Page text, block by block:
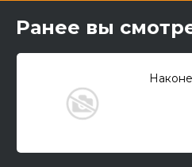
Ранее вы